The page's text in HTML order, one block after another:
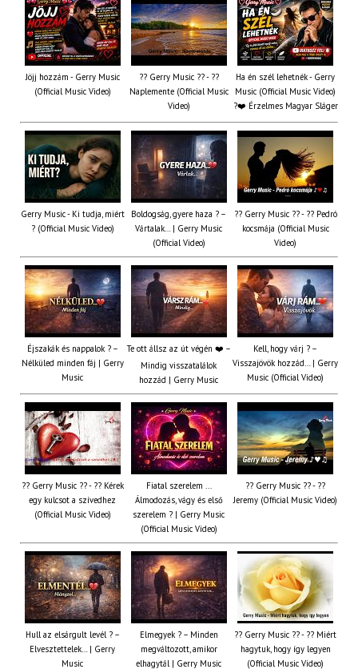
Jöjj hozzám - Gerry Music
(Official Music Video)
?? Gerry Music ?? - ??
Naplemente (Official Music
Video)
Ha én szél lehetnék - Gerry
Music (Official Music Video)
?️❤️ Érzelmes Magyar Sláger
Gerry Music - Ki tudja, miért
? (Official Music Video)
Boldogság, gyere haza ? –
Vártalak… | Gerry Music
(Official Video)
?? Gerry Music ?? - ?? Pedró
kocsmája (Official Music
Video)
Éjszakák és nappalok ? –
Nélküled minden fáj | Gerry
Music
Te ott állsz az út végén ❤️ –
Mindig visszatalálok
hozzád | Gerry Music
Kell, hogy várj ? –
Visszajövök hozzád… | Gerry
Music (Official Video)
?? Gerry Music ?? - ?? Kérek
egy kulcsot a szívedhez
(Official Music Video)
Fiatal szerelem ...
Álmodozás, vágy és első
szerelem ? | Gerry Music
(Official Music Video)
?? Gerry Music ?? - ??
Jeremy (Official Music Video)
Hull az elsárgult levél ? –
Elvesztettelek… | Gerry
Music
Elmegyek ? – Minden
megváltozott, amikor
elhagytál | Gerry Music
?? Gerry Music ?? - ?? Miért
hagytuk, hogy így legyen
(Official Music Video)